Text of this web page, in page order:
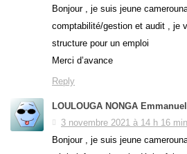
Bonjour , je suis jeune
comptabilité/gestion et audit , je
structure pour un emploi
Merci d’avance
Reply
LOULOUGA NONGA
3 novembre 2021 à 14 h 16 min
Bonjour , je suis jeune